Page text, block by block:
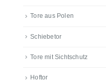
Tore aus Polen
Schiebetor
Tore mit Sichtschutz
Hoftor